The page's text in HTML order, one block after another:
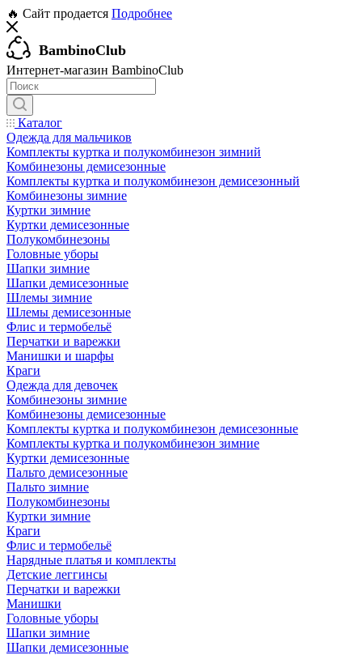
🔥 Сайт продается Подробнее
BambinoClub
Интернет-магазин BambinoClub
Каталог
Одежда для мальчиков
Комплекты куртка и полукомбинезон зимний
Комбинезоны демисезонные
Комплекты куртка и полукомбинезон демисезонный
Комбинезоны зимние
Куртки зимние
Куртки демисезонные
Полукомбинезоны
Головные уборы
Шапки зимние
Шапки демисезонные
Шлемы зимние
Шлемы демисезонные
Флис и термобельё
Перчатки и варежки
Манишки и шарфы
Краги
Одежда для девочек
Комбинезоны зимние
Комбинезоны демисезонные
Комплекты куртка и полукомбинезон демисезонные
Комплекты куртка и полукомбинезон зимние
Куртки демисезонные
Пальто демисезонные
Пальто зимние
Полукомбинезоны
Куртки зимние
Краги
Флис и термобельё
Нарядные платья и комплекты
Детские леггинсы
Перчатки и варежки
Манишки
Головные уборы
Шапки зимние
Шапки демисезонные